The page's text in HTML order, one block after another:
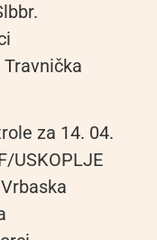
za 14. 04.
USKOPLJE